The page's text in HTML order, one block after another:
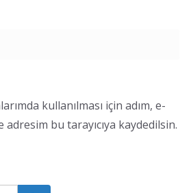
kullanılması için adım, e-
bu tarayıcıya kaydedilsin.